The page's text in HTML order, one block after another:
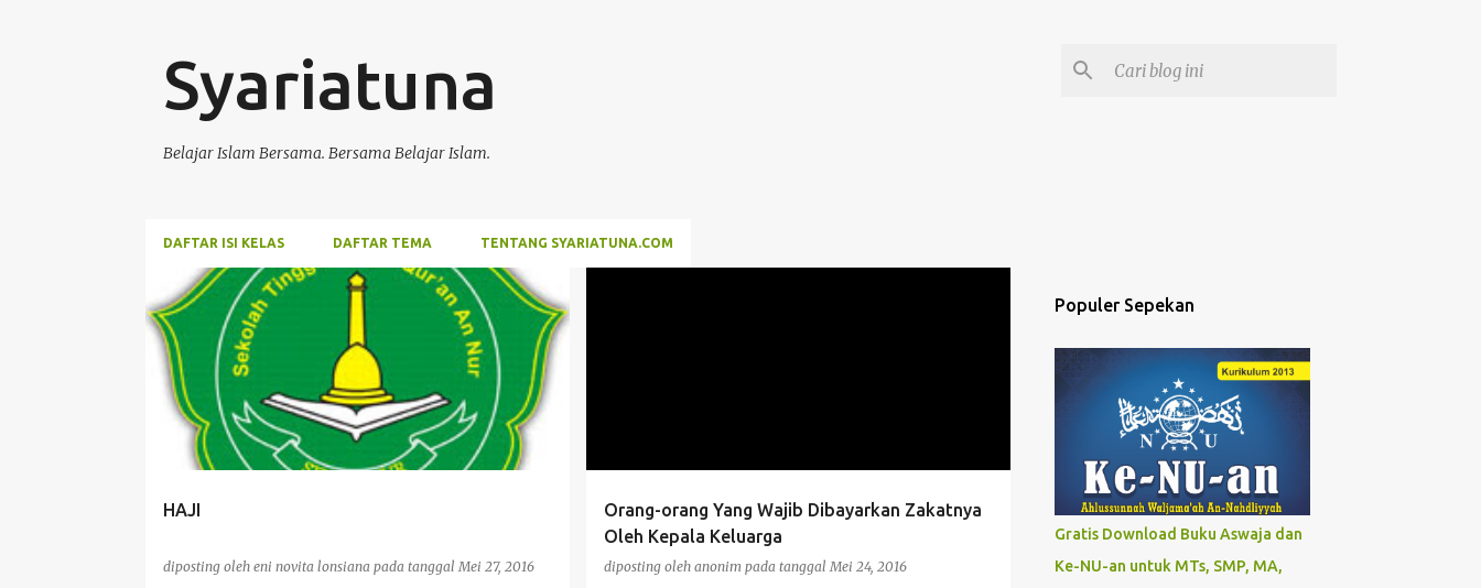
Syariatuna
Belajar Islam Bersama. Bersama Belajar Islam.
DAFTAR ISI KELAS DAFTAR TEMA TENTANG SYARIATUNA.COM
P
o
HAJI
diposting oleh eni novita lonsiana pada tanggalMei 27, 2016
KELAS A
Orang-orang Yang Wajib Dibayarkan Zakatnya
Oleh Kepala Keluarga
diposting oleh anonim pada tanggalMei 24, 2016
Populer Sepekan
Gratis Download Buku Aswaja dan
Ke-NU-an untuk MTs, SMP, MA,